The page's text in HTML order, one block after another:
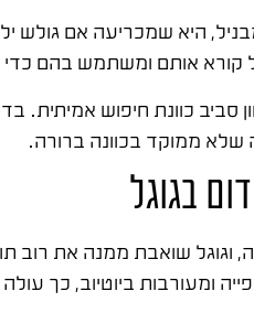
היא שמכריעה אם גולש
קורא אותם ומשתמש בהם כדי
סביב כוונת חיפוש אמיתית.
שלא ממוקד בכוונה ברורה.
בגוגל
וגוגל שואבת ממנה את רוב
ומעורבות ביוטיוב, כך